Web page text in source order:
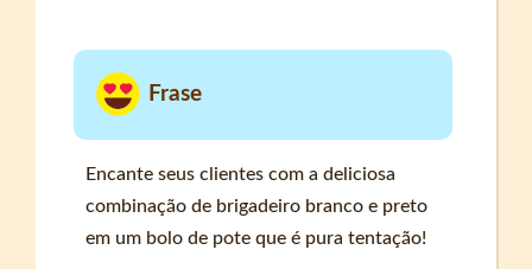
Frase
Encante seus clientes com a deliciosa
combinação de brigadeiro branco e preto
em um bolo de pote que é pura tentação!